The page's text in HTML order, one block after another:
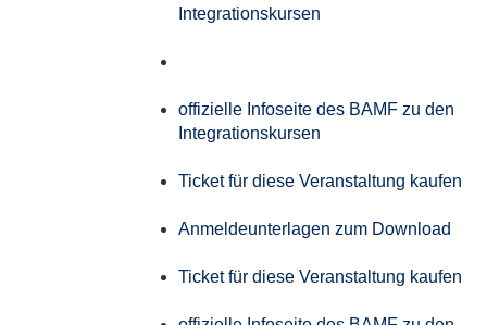
Integrationskursen
offizielle Infoseite des BAMF zu den
Integrationskursen
Ticket für diese Veranstaltung kaufen
Anmeldeunterlagen zum Download
Ticket für diese Veranstaltung kaufen